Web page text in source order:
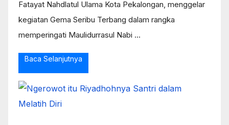
Fatayat Nahdlatul Ulama Kota Pekalongan, menggelar
kegiatan Gema Seribu Terbang dalam rangka
memperingati Maulidurrasul Nabi ...
Baca Selanjutnya